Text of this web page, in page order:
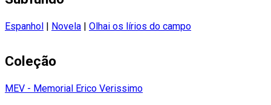
Espanhol | Novela | Olhai os lírios do campo
Coleção
MEV - Memorial Erico Verissimo